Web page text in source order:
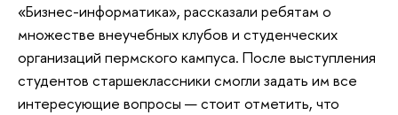
«Бизнес-информатика», рассказали ребятам о
множестве внеучебных клубов и студенческих
организаций пермского кампуса. После выступления
студентов старшеклассники смогли задать им все
интересующие вопросы — стоит отметить, что